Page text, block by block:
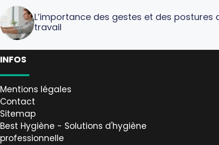
L’importance des gestes et des postures
travail
INFOS
Mentions légales
Contact
Sitemap
Best Hygiène - Solutions d'hygiène
professionnelle